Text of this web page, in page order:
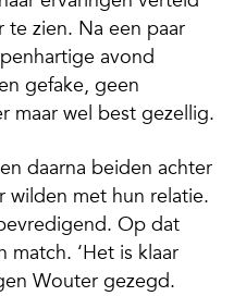
te zien. Na een paar
avond
gefake, geen
maar wel best gezellig.
daarna beiden achter
wilden met hun relatie.
Op dat
match. ‘Het is klaar
Wouter gezegd.